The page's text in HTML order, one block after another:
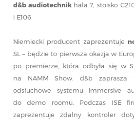
d&b audiotechnik hala 7, stoisko
i E106
Niemiecki producent zaprezentuje
SL – będzie to pierwsza okazja w
po premierze, która odbyła się w
na NAMM Show. d&b zaprasza
odsłuchowe systemu immersive
do demo roomu. Podczas ISE
zaprezentuje zdalny kontroler